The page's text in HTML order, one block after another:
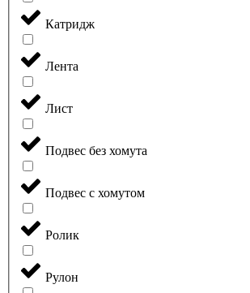
Катридж
Лента
Лист
Подвес без хомута
Подвес с хомутом
Ролик
Рулон